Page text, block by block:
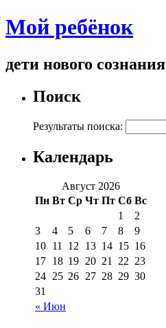
Мой ребёнок
дети нового сознания
Поиск
Результаты поиска:
Календарь
Август 2026
Пн Вт Ср Чт Пт Сб Вс
« Июн
1
2
3
4 5 6 7 8
9
10 11 12 13 14 15 16
17 18 19 20 21 22 23
24 25 26 27 28 29 30
31